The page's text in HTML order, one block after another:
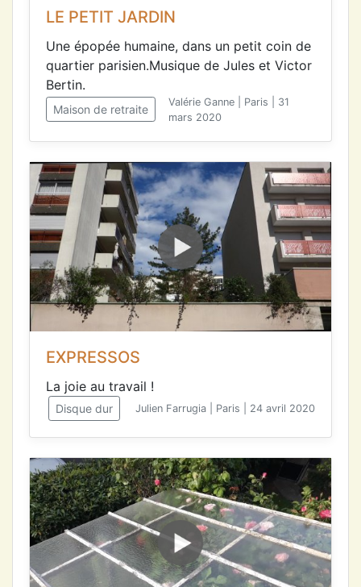
LE PETIT JARDIN
Une épopée humaine, dans un petit coin de
quartier parisien.Musique de Jules et Victor
Bertin.
Maison de retraite
Valérie Ganne | Paris | 31
mars 2020
EXPRESSOS
La joie au travail !
Disque dur Julien Farrugia | Paris | 24 avril 2020